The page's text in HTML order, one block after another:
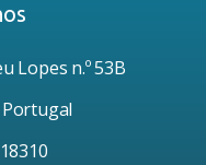
Lopes n.º 53B
Portugal